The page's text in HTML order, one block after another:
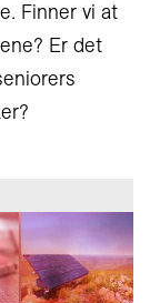
Finner vi at
Er det